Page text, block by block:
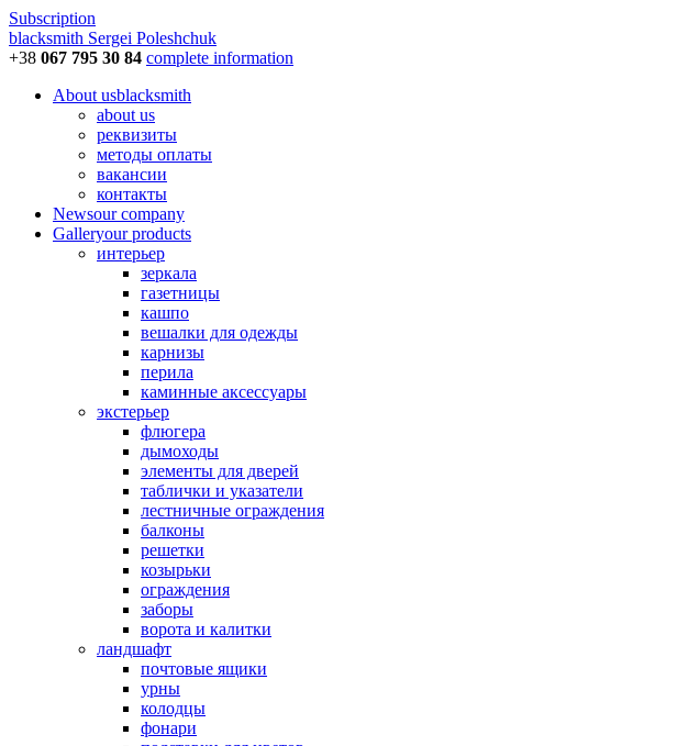
Subscription
blacksmith Sergei Poleshchuk
+38 067 795 30 84 complete information
About usblacksmith
about us
реквизиты
методы оплаты
вакансии
контакты
Newsour company
Galleryour products
интерьер
зеркала
газетницы
кашпо
вешалки для одежды
карнизы
перила
каминные аксессуары
экстерьер
флюгера
дымоходы
элементы для дверей
таблички и указатели
лестничные ограждения
балконы
решетки
козырьки
ограждения
заборы
ворота и калитки
ландшафт
почтовые ящики
урны
колодцы
фонари